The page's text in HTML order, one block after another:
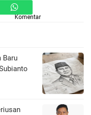
Komentar
Baru